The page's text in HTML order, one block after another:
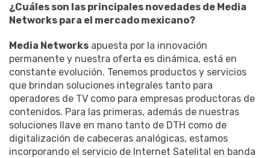
¿Cuáles son las principales novedades de Media
Networks para el mercado mexicano?
Media Networks apuesta por la innovación
permanente y nuestra oferta es dinámica, está en
constante evolución. Tenemos productos y servicios
que brindan soluciones integrales tanto para
operadores de TV como para empresas productoras de
contenidos. Para las primeras, además de nuestras
soluciones llave en mano tanto de DTH como de
digitalización de cabeceras analógicas, estamos
incorporando el servicio de Internet Satelital en banda